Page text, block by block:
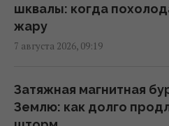
08:49 пятница, 07 августа 2026
Инцидент в Лейпциге: в
перевозил боеприпасы
08:32 пятница, 07 августа 2026
шквалы: когда
жару
7 августа 2026, 09:19
Затяжная магнитная
Землю: как долго